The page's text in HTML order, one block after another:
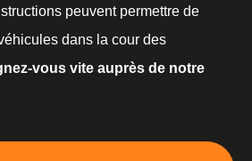
peuvent permettre de
dans la cour des
vous vite auprès de notre